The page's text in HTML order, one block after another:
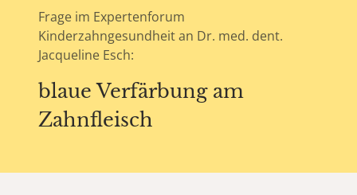
Frage im Expertenforum
Kinderzahngesundheit an Dr. med. dent.
Jacqueline Esch:
blaue Verfärbung am
Zahnfleisch